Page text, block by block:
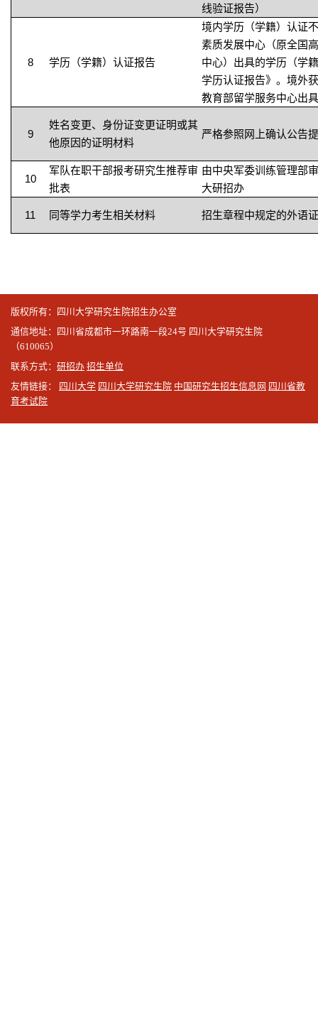
线验证报告）
8 学历（学籍）认证报告
境内学历（学籍）认证
素质发展中心（原全国
中心）出具的学历（学
学历认证报告》。境外
教育部留学服务中心出
9
姓名变更、身份证变更证明或其
他原因的证明材料
严格参照网上确认公告
10
军队在职干部报考研究生推荐审
批表
由中央军委训练管理部
大研招办
11 同等学力考生相关材料 招生章程中规定的外语
版权所有：四川大学研究生院招生办公室
通信地址：四川省成都市一环路南一段24号 四川大学研究生院
（610065）
联系方式： 研招办 招生单位
友情链接：
四川大学 四川大学研究生院 中国研究生招生信息网 四川省教
育考试院